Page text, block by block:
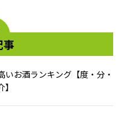
事
いお酒ランキング【度・分・